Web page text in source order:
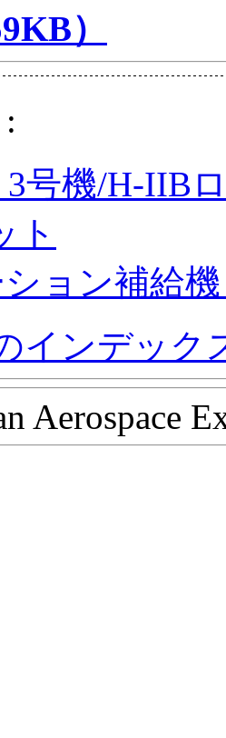
）
号機/H-IIB
ト
ョン補給
インデック
Aerospace